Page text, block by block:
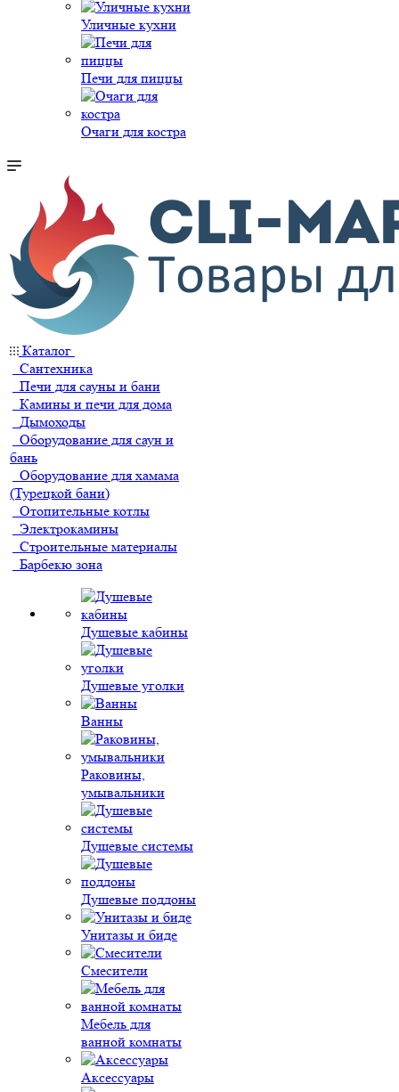
Уличные кухни
Печи для пиццы
Очаги для костра
Каталог
Сантехника
Печи для сауны и бани
Камины и печи для дома
Дымоходы
Оборудование для саун и
бань
Оборудование для хамама
(Турецкой бани)
Отопительные котлы
Электрокамины
Строительные материалы
Барбекю зона
Душевые кабины
Душевые уголки
Ванны
Раковины,
умывальники
Душевые системы
Душевые поддоны
Унитазы и биде
Смесители
Мебель для
ванной комнаты
Аксессуары